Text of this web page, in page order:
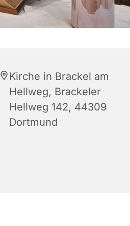
Kirche in Brackel am
Hellweg, Brackeler
Hellweg 142, 44309
Dortmund